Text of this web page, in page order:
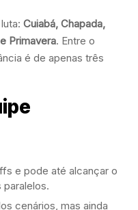
Cuiabá, Chapada,
Primavera. Entre o
é de apenas três
e pode até alcançar o
cenários, mas ainda